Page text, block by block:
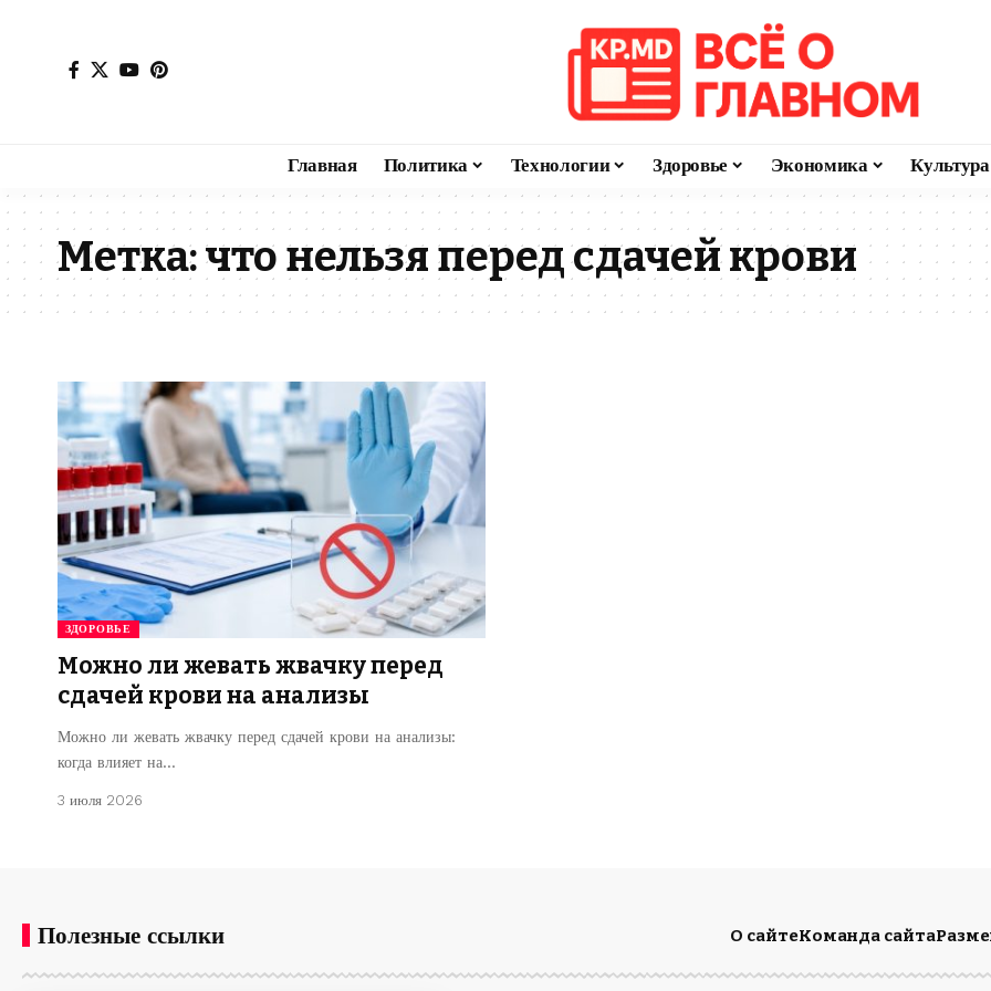
Главная Политика Технологии Здоровье Экономика Культура
Метка:что нельзя перед сдачей крови
ЗДОРОВЬЕ
Можно ли жевать жвачку перед
сдачей крови на анализы
Можно ли жевать жвачку перед сдачей крови на анализы:
когда влияет на…
3 июля 2026
Полезные ссылки О сайтеКоманда сайта